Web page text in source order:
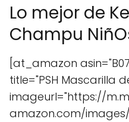
Lo mejor de
Champu
[at_amazon
title="PSH Mascarilla
imageurl="https://
amazon.com/images/I/